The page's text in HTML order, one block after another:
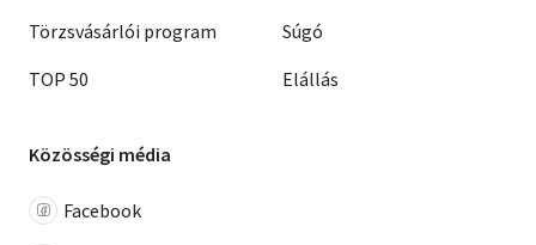
Törzsvásárlói program
TOP 50
Súgó
Elállás
Közösségi média
Facebook